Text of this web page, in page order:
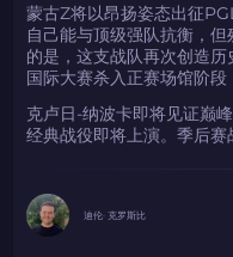
蒙古Z将以昂扬姿态出征
自己能与顶级强队抗衡，
的是，这支战队再次创造
国际大赛杀入正赛场馆阶段
克卢日-纳波卡即将见证巅
经典战役即将上演。季后赛
迪伦· 克罗斯比